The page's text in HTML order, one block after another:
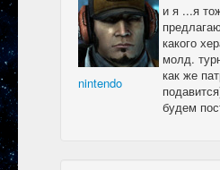
nintendo
и я ...я
какого
молд.
как же
будем